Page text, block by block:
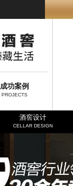
成功案例
PROJECTS
酒窖设计
CELLAR DESIGN